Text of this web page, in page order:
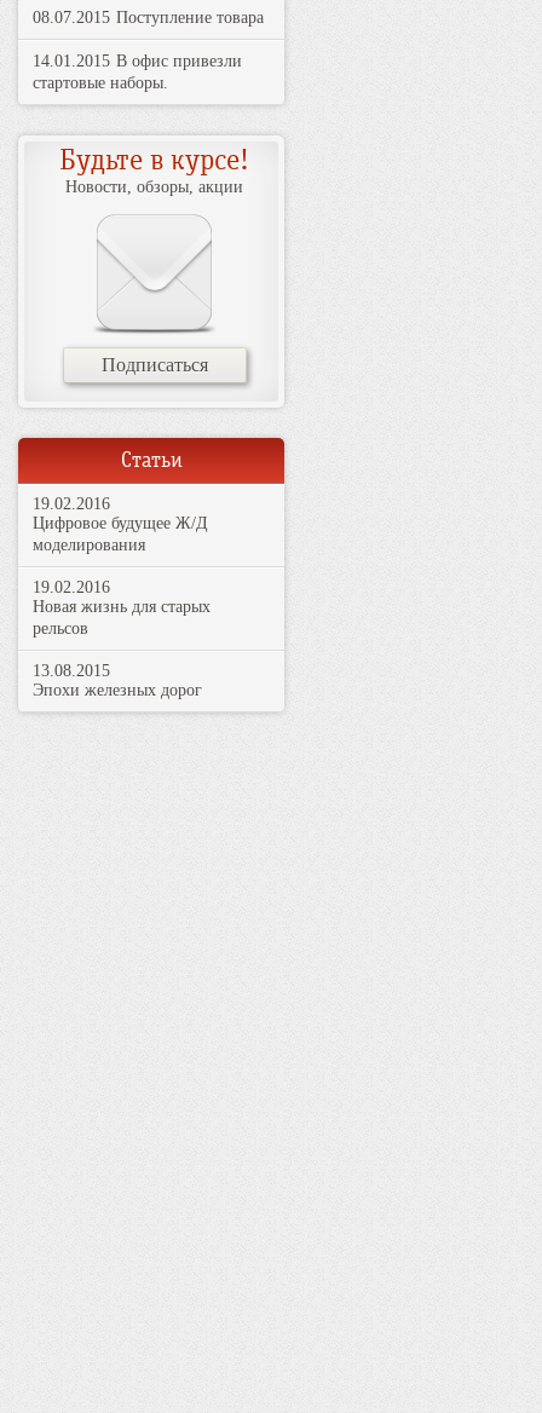
08.07.2015 Поступление товара
14.01.2015 В офис привезли
стартовые наборы.
Будьте в курсе!
Новости, обзоры, акции
Подписаться
Статьи
19.02.2016
Цифровое будущее Ж/Д
моделирования
19.02.2016
Новая жизнь для старых
рельсов
13.08.2015
Эпохи железных дорог